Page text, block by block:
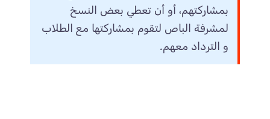
بمشاركتهم، أو أن تعطي بعض النسخ
لمشرفة الباص لتقوم بمشاركتها مع الطلاب
و الترداد معهم.